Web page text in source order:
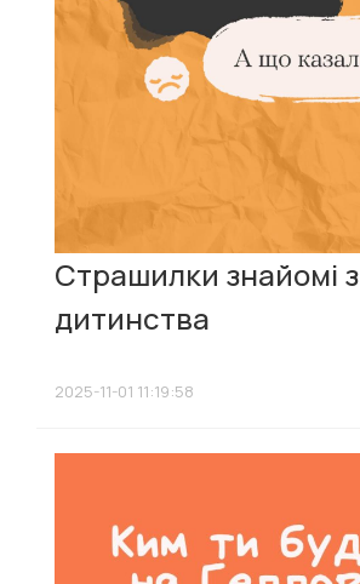
Страшилки знайомі з
дитинства
2025-11-01 11:19:58